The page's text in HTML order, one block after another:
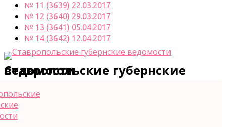
№ 11 (3639) 22.03.2017
№ 12 (3640) 29.03.2017
№ 13 (3641) 05.04.2017
№ 14 (3642) 12.04.2017
Ставропольские губернские ведомости